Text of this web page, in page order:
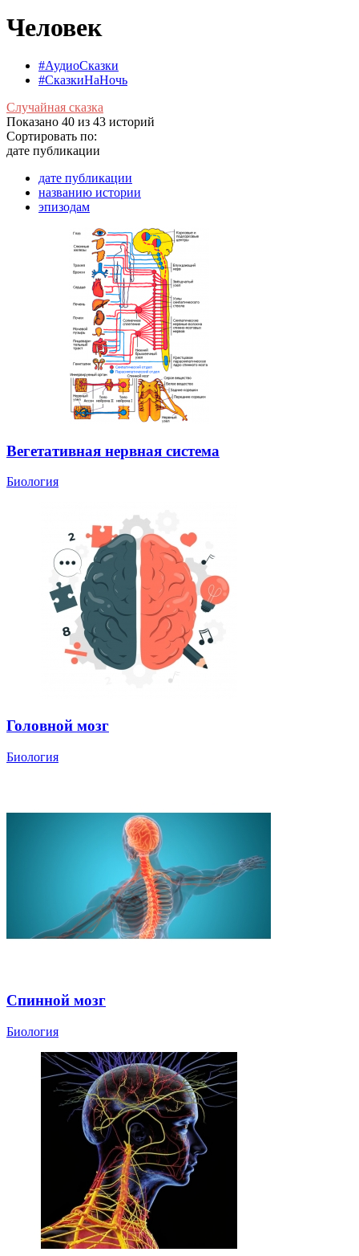
Человек
#АудиоСказки
#СказкиНаНочь
Случайная сказка
Показано 40 из 43 историй
Сортировать по:
дате публикации
дате публикации
названию истории
эпизодам
Вегетативная нервная система
Биология
Головной мозг
Биология
Спинной мозг
Биология